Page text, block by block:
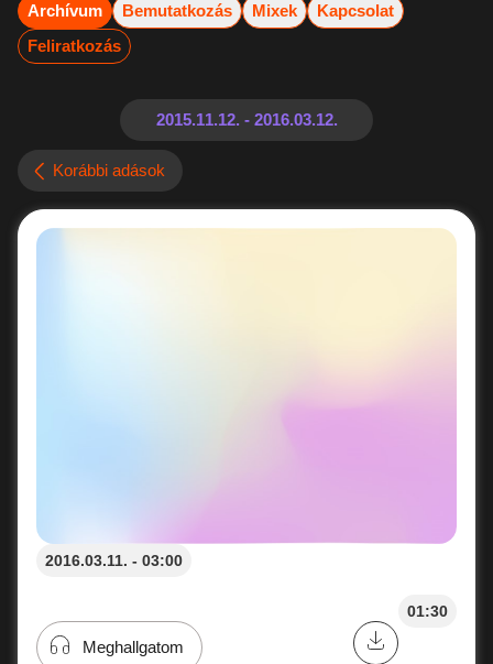
Archívum Bemutatkozás Mixek
Kapcsolat
Feliratkozás
Korábbi adások
2016.03.11. - 03:00
01:30
Meghallgatom